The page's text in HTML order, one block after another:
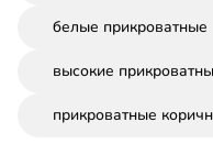
белые прикроватные
высокие
прикроватные